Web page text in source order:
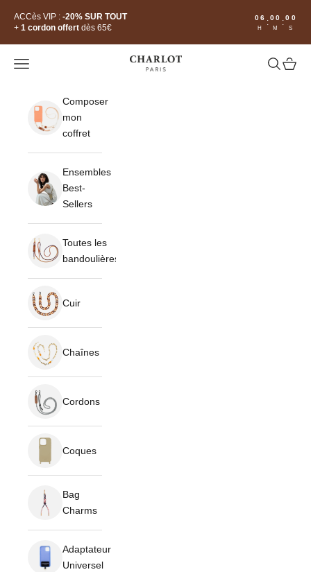
ACCès VIP : -20% SUR TOUT
+ 1 cordon offert dès 65€
06
H
:00
M
:00
S
CHARLOT · Paris
Ouvrir la navigation Ouvrir la
Voir
Composer
mon
coffret
Ensembles
Best-
Sellers
Toutes les
bandoulières
Cuir
Chaînes
Cordons
Coques
Bag
Charms
Adaptateur
Universel